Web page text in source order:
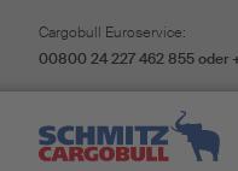
Cargobull Euroservice:
00800 24 227 462 855 oder